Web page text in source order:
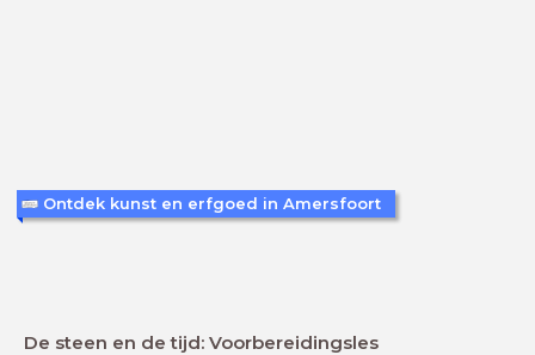
De steen en de tijd: Voorbereidingsles
Ontdek kunst en erfgoed in Amersfoort